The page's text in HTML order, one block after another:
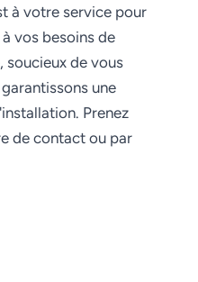
à votre service pour
vos besoins de
soucieux de vous
une
Prenez
de contact ou par